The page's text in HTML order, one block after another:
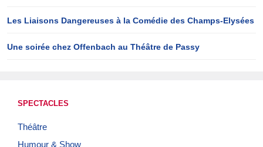
Les Liaisons Dangereuses à la Comédie des Champs-Elysées
Une soirée chez Offenbach au Théâtre de Passy
SPECTACLES
Théâtre
Humour & Show